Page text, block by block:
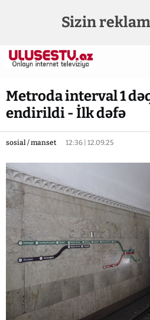
Sizin
Metroda interval 1
endirildi - İlk dəfə
sosial / manset 12:36 | 12.09.25